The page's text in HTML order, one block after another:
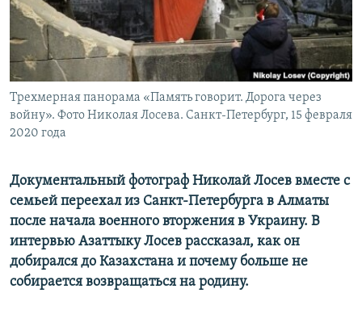
Трехмерная панорама «Память говорит. Дорога через
войну». Фото Николая Лосева. Санкт-Петербург, 15 февраля
2020 года
Документальный фотограф Николай Лосев вместе с
семьей переехал из Санкт-Петербурга в Алматы
после начала военного вторжения в Украину. В
интервью Азаттыку Лосев рассказал, как он
добирался до Казахстана и почему больше не
собирается возвращаться на родину.